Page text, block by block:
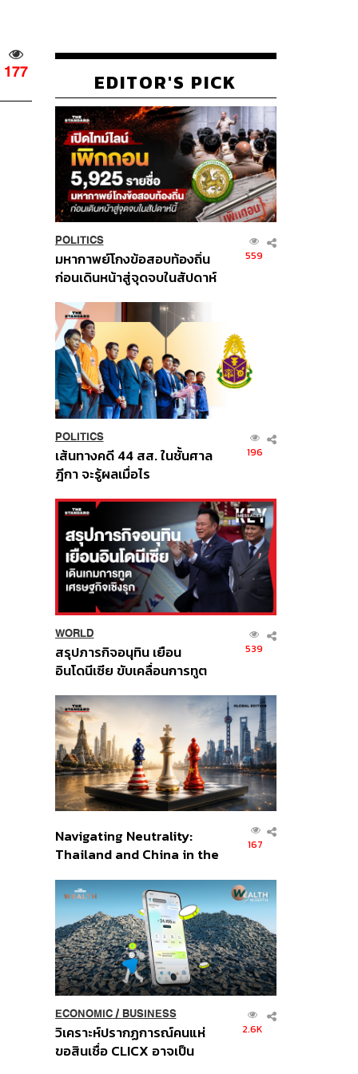
177 EDITOR'S PICK
POLITICS
มหากาพย์โกงข้อสอบท้องถิ่น
ก่อนเดินหน้าสู่จุดจบในสัปดาห์
559
POLITICS
เส้นทางคดี 44 สส. ในชั้นศาล
ฎีกา จะรู้ผลเมื่อไร
196
WORLD
สรุปภารกิจอนุทิน เยือน
อินโดนีเซีย ขับเคลื่อนการทูต
ส่วนยุทธศาสตร์ไทย –
อินโดนีเซีย
539
Navigating Neutrality:
Thailand and China in the
Order
167
ECONOMIC/ BUSINESS
วิเคราะห์ปรากฏการณ์คนแห่
ขอสินเชื่อ CLICX อาจเป็น
2.6K